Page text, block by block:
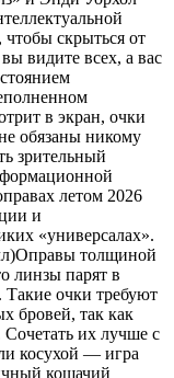
чтобы скрыться от
видите всех, а вас
в экран, очки
обязаны никому
зрительный
летом 2026
и
«универсалах».
толщиной
линзы парят в
очки требуют
бровей, так как
их лучше с
косухой — игра
кошачий